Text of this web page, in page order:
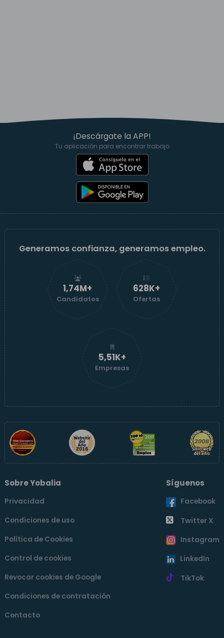
¡Descárgate la APP!
Tu aplicación para encontrar trabajo
Generamos confianza, generamos empleo.
1,74M+
Candidatos
629K+
Ofertas
5,52K+
Empresas
Sobre Yobalia
Privacidad
Condiciones de uso
Política de Cookies
Control de cookies
Revocar cookies de Google
Condiciones de contratación
Contacto
Síguenos
Facebook
Twitter X
Instagram
LinkedIn
TikTok